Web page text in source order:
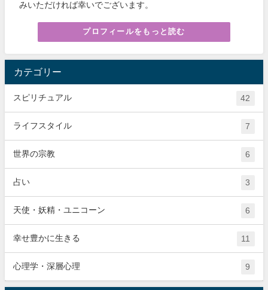
みいただければ幸いでございます。
プロフィールをもっと読む
カテゴリー
スピリチュアル 42
ライフスタイル 7
世界の宗教 6
占い 3
天使・妖精・ユニコーン 6
幸せ豊かに生きる 11
心理学・深層心理 9